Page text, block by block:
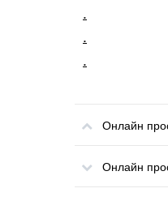
.
.
.
Онлайн
Онлайн